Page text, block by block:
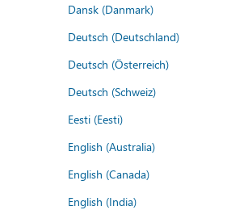
Dansk (Danmark)
Deutsch (Deutschland)
Deutsch (Österreich)
Deutsch (Schweiz)
Eesti (Eesti)
English (Australia)
English (Canada)
English (India)